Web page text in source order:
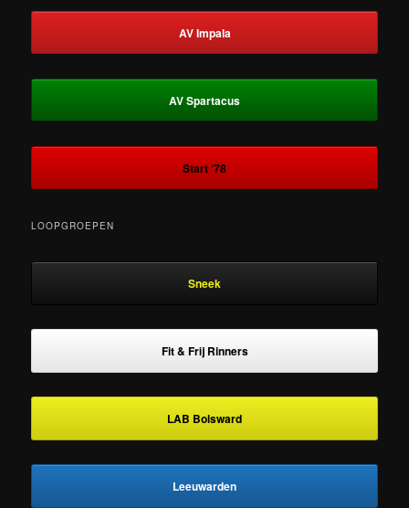
AV Impala
AV Spartacus
Start ‘78
LOOPGROEPEN
Sneek
Fit & Frij Rinners
LAB Bolsward
Leeuwarden